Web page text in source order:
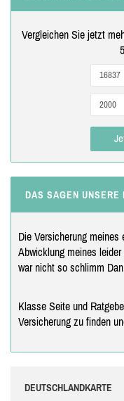
Vergleichen Sie jetzt
DAS SAGEN UNSERE
Die Versicherung
Abwicklung meines
war nicht so schlimm
Klasse Seite und
Versicherung zu finden
DEUTSCHLANDKARTE